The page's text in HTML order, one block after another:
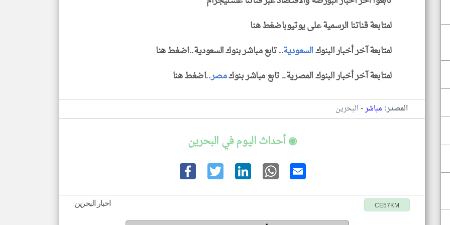
لمتابعة قناتنا الرسمية على يوتيوباضغط هنا
لمتابعة آخر أخبار البنوكالسعودية.. تابع مباشر بنوك السعودية..اضغط هنا
لمتابعة آخر أخبار البنوك المصرية.. تابع مباشر بنوكمصر..اضغط هنا
المصدر: مباشر-البحرين
◉ أحداث اليوم في البحرين
اخبار البحرين CE57KM